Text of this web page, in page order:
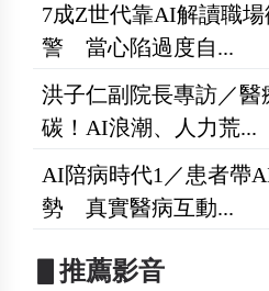
7成Z世代靠AI解讀職
警 當心陷過度自...
洪子仁副院長專訪／醫
碳！AI浪潮、人力荒...
AI陪病時代1／患者帶
勢 真實醫病互動...
▋推薦影音